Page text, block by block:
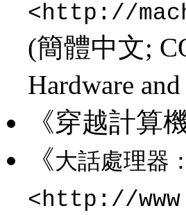
<http://
(簡體中文;
Hardware
《穿越計算
《大話處理器
<http://